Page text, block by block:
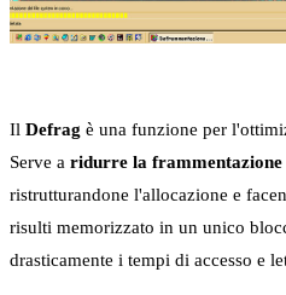
Il Defrag è una funzione per
Serve a ridurre la frammentazione
ristrutturandone l'allocazione e
risulti memorizzato in un unico
drasticamente i tempi di accesso e